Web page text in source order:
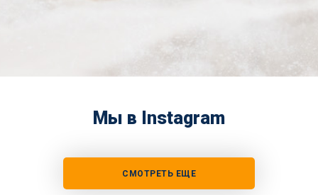
Мы в Instagram
СМОТРЕТЬ ЕЩЕ